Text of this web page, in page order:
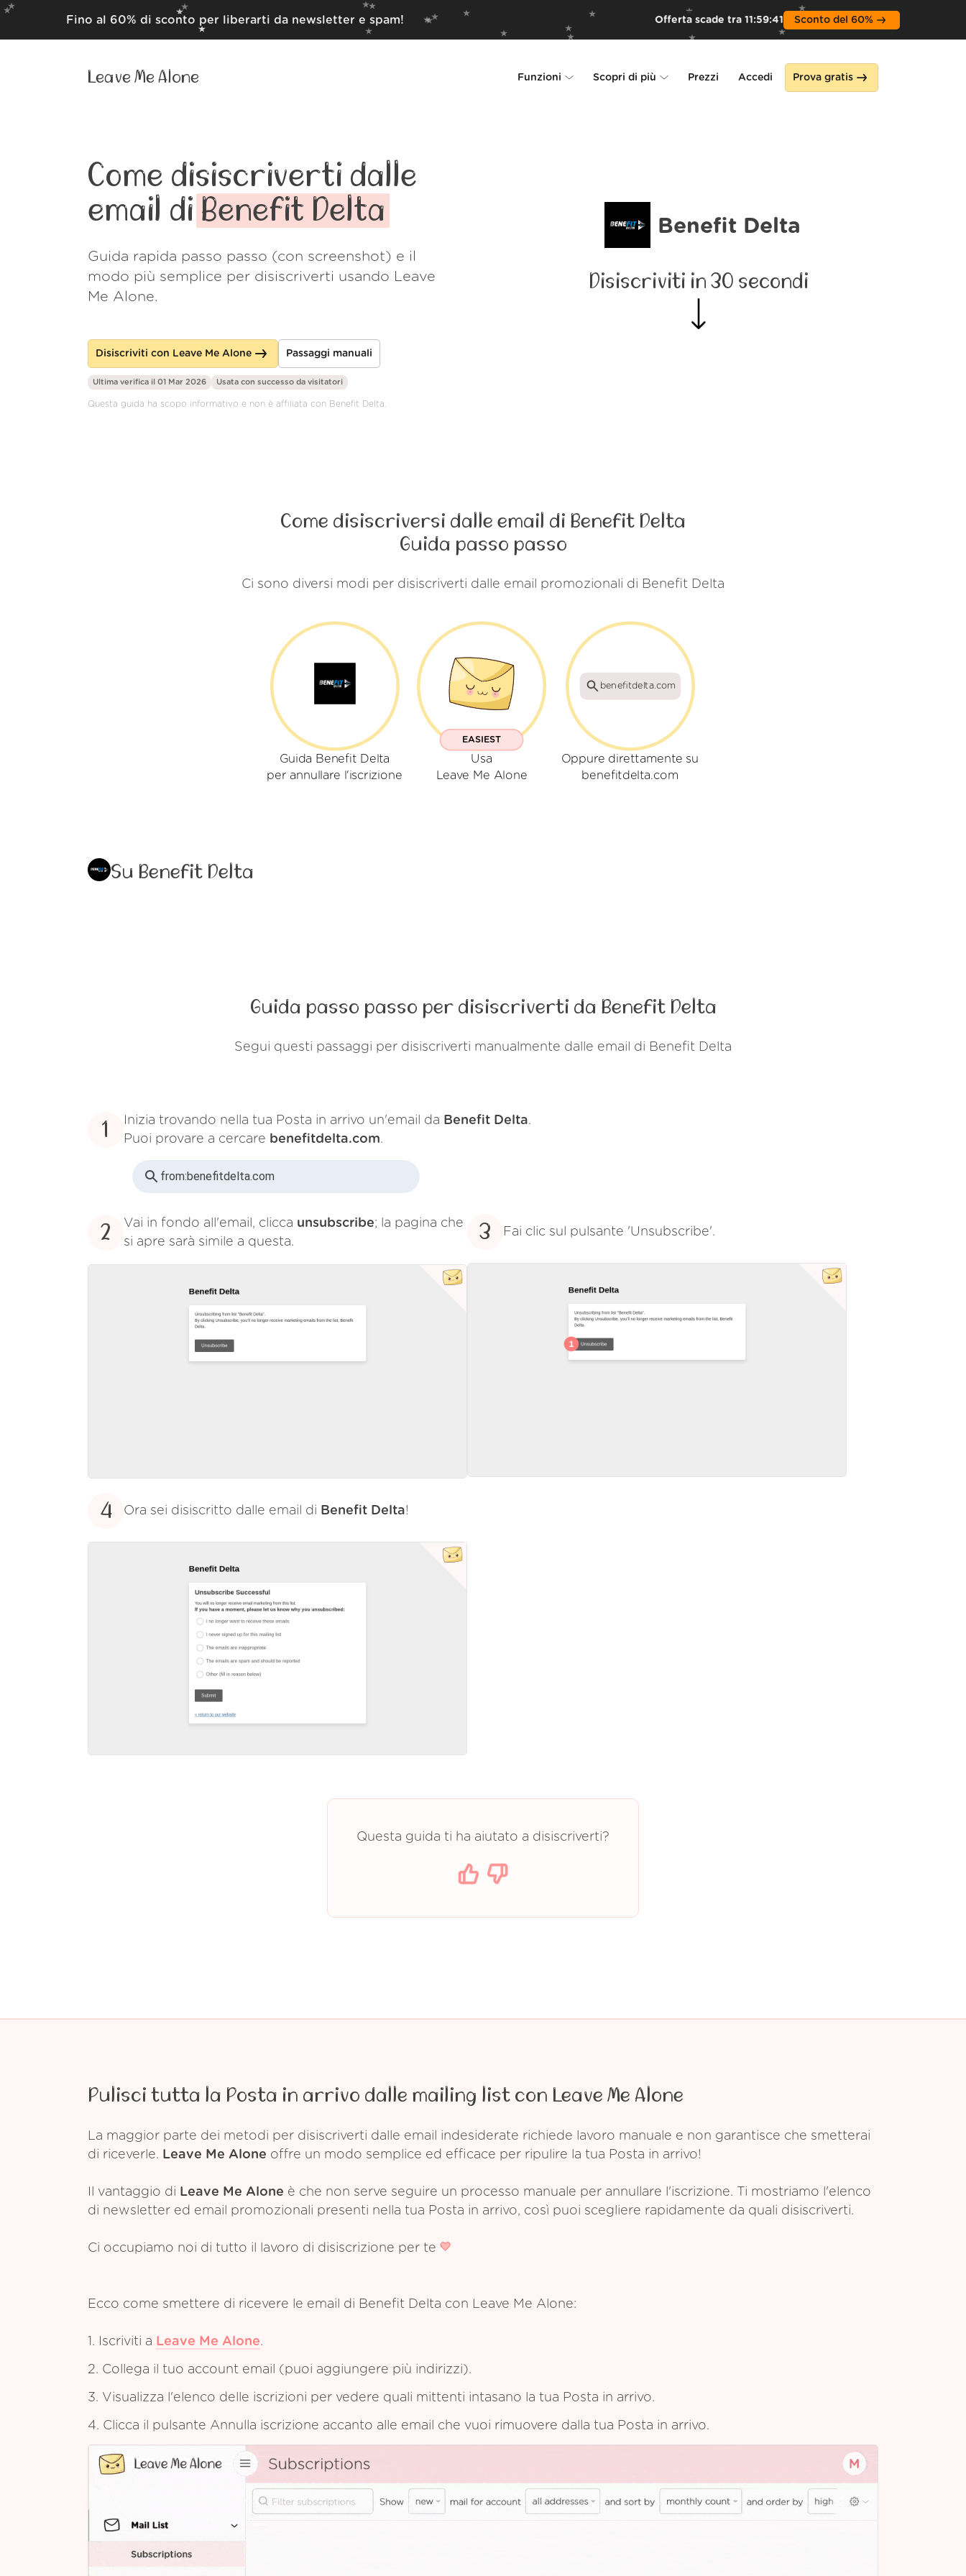
Fino al 60% di sconto per liberarti da newsletter e spam! Offerta scade tra 11:59:39 Sconto del 60%
Leave Me Alone Funzioni Scopri di più
Wall of Love
Prezzi Accedi Prova gratis
Come disiscriverti dalle
email di Benefit Delta
Guida rapida passo passo (con screenshot) e il
modo più semplice per disiscriverti usando Leave
Me Alone.
Disiscriviti con Leave Me Alone Passaggi manuali
Benefit Delta
Disiscriviti in 30 secondi
Ultima verifica il 01 Mar 2026 Usata con successo da visitatori
Questa guida ha scopo informativo e non è affiliata con Benefit Delta.
Come disiscriversi dalle email di Benefit Delta
Guida passo passo
Ci sono diversi modi per disiscriverti dalle email promozionali di Benefit Delta
Guida Benefit Delta
per annullare l'iscrizione
EASIEST
Usa
Leave Me Alone
benefitdelta.com
Oppure direttamente su
benefitdelta.com
Su Benefit Delta
Guida passo passo per disiscriverti da Benefit Delta
Segui questi passaggi per disiscriverti manualmente dalle email di Benefit Delta
1 Inizia trovando nella tua Posta in arrivo un'email da Benefit Delta.
Puoi provare a cercare benefitdelta.com.
from:benefitdelta.com
2 Vai in fondo all'email, clicca unsubscribe; la pagina che
si apre sarà simile a questa.
3 Fai clic sul pulsante 'Unsubscribe'.
4 Ora sei disiscritto dalle email di Benefit Delta!
Questa guida ti ha aiutato a disiscriverti?
Pulisci tutta la Posta in arrivo dalle mailing list con Leave Me Alone
La maggior parte dei metodi per disiscriverti dalle email indesiderate richiede lavoro manuale e non garantisce che smetterai
di riceverle. Leave Me Alone offre un modo semplice ed efficace per ripulire la tua Posta in arrivo!
Il vantaggio di Leave Me Alone è che non serve seguire un processo manuale per annullare l'iscrizione. Ti mostriamo l'elenco
di newsletter ed email promozionali presenti nella tua Posta in arrivo, così puoi scegliere rapidamente da quali disiscriverti.
Ci occupiamo noi di tutto il lavoro di disiscrizione per te
Ecco come smettere di ricevere le email di Benefit Delta con Leave Me Alone:
1. Iscriviti a Leave Me Alone.
2. Collega il tuo account email (puoi aggiungere più indirizzi).
3. Visualizza l'elenco delle iscrizioni per vedere quali mittenti intasano la tua Posta in arrivo.
4. Clicca il pulsante Annulla iscrizione accanto alle email che vuoi rimuovere dalla tua Posta in arrivo.